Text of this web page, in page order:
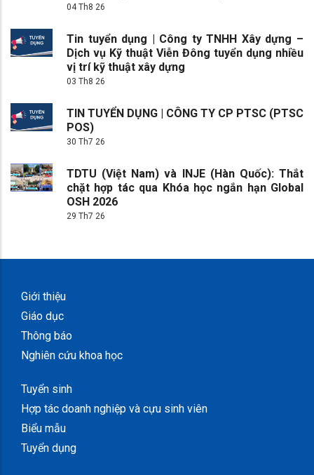
04 Th8 26
Tin tuyển dụng | Công ty TNHH Xây dựng –
Dịch vụ Kỹ thuật Viễn Đông tuyển dụng nhiều
vị trí kỹ thuật xây dựng
03 Th8 26
TIN TUYỂN DỤNG | CÔNG TY CP PTSC (PTSC
POS)
30 Th7 26
TDTU (Việt Nam) và INJE (Hàn Quốc): Thắt
chặt hợp tác qua Khóa học ngắn hạn Global
OSH 2026
29 Th7 26
Giới thiệu
Giáo dục
Thông báo
Nghiên cứu khoa học
Tuyển sinh
Hợp tác doanh nghiệp và cựu sinh viên
Biểu mẫu
Tuyển dụng